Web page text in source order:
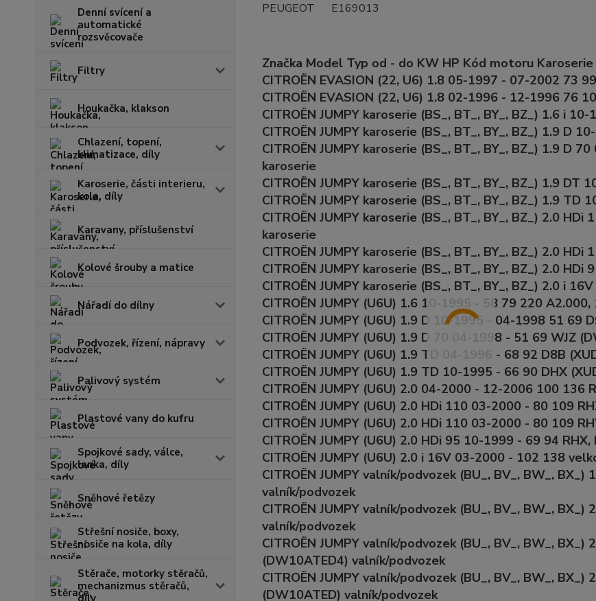
Denní svícení a
automatické
rozsvěcovače
Filtry
Houkačka, klakson
Chlazení, topení,
klimatizace, díly
Karoserie, části interieru,
kola, díly
Karavany, příslušenství
Kolové šrouby a matice
Nářadí do dílny
Podvozek, řízení, nápravy
Palivový systém
Plastové vany do kufru
Spojkové sady, válce,
lanka, díly
Sněhové řetězy
Střešní nosiče, boxy,
nosiče na kola, díly
Stěrače, motorky stěračů,
mechanizmus stěračů,
díly
PEUGEOT E169013
Značka Model Typ od - do KW HP Kód motoru Karoserie
CITROËN EVASION (22, U6) 1.8 05-1997 - 07-2002 73
CITROËN EVASION (22, U6) 1.8 02-1996 - 12-1996 76
CITROËN JUMPY karoserie (BS_, BT_, BY_, BZ_) 1.6 i
CITROËN JUMPY karoserie (BS_, BT_, BY_, BZ_) 1.9 D
CITROËN JUMPY karoserie (BS_, BT_, BY_, BZ_) 1.9 D
karoserie
CITROËN JUMPY karoserie (BS_, BT_, BY_, BZ_) 1.9
CITROËN JUMPY karoserie (BS_, BT_, BY_, BZ_) 1.9
CITROËN JUMPY karoserie (BS_, BT_, BY_, BZ_) 2.0
karoserie
CITROËN JUMPY karoserie (BS_, BT_, BY_, BZ_) 2.0
CITROËN JUMPY karoserie (BS_, BT_, BY_, BZ_) 2.0
CITROËN JUMPY karoserie (BS_, BT_, BY_, BZ_) 2.0 i
CITROËN JUMPY (U6U) 1.6 10-1995 - 58 79 220
CITROËN JUMPY (U6U) 1.9 D 10-1995 - 04-1998 51 69
CITROËN JUMPY (U6U) 1.9 D 70 04-1998 - 51 69 WJZ
CITROËN JUMPY (U6U) 1.9 TD 04-1996 - 68 92 D8B
CITROËN JUMPY (U6U) 1.9 TD 10-1995 - 66 90 DHX
CITROËN JUMPY (U6U) 2.0 04-2000 - 12-2006 100 136
CITROËN JUMPY (U6U) 2.0 HDi 110 03-2000 - 80 109
CITROËN JUMPY (U6U) 2.0 HDi 110 03-2000 - 80 109
CITROËN JUMPY (U6U) 2.0 HDi 95 10-1999 - 69 94
CITROËN JUMPY (U6U) 2.0 i 16V 03-2000 - 102 138
CITROËN JUMPY valník/podvozek (BU_, BV_, BW_,
valník/podvozek
CITROËN JUMPY valník/podvozek (BU_, BV_, BW_,
valník/podvozek
CITROËN JUMPY valník/podvozek (BU_, BV_, BW_,
(DW10ATED4) valník/podvozek
CITROËN JUMPY valník/podvozek (BU_, BV_, BW_,
(DW10ATED) valník/podvozek